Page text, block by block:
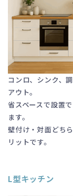
コンロ、シンク、
アウト。
省スペースで設置
ます。
壁付け・対面どち
リットです。
L型キッチン